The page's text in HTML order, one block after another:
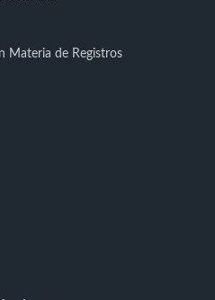
Materia de Registros